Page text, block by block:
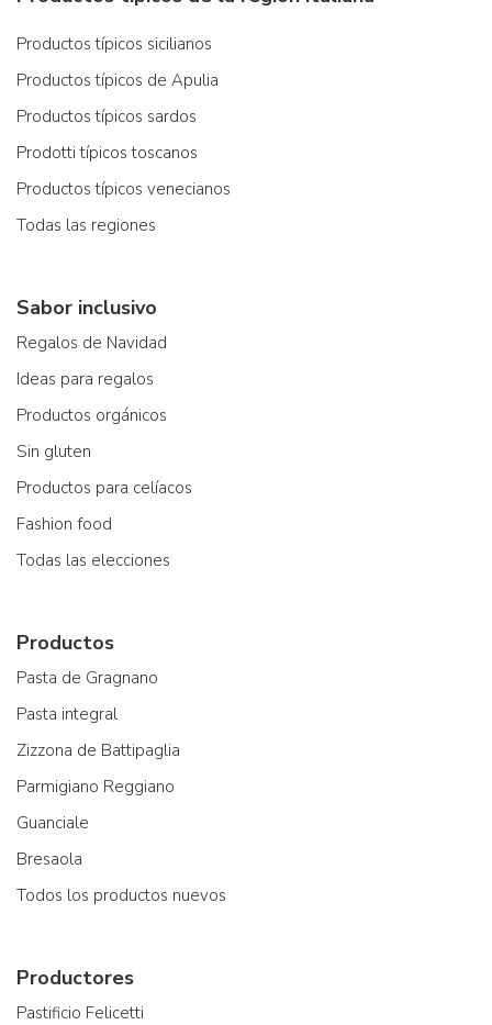
Productos típicos sicilianos
Productos típicos de Apulia
Productos típicos sardos
Prodotti típicos toscanos
Productos típicos venecianos
Todas las regiones
Sabor inclusivo
Regalos de Navidad
Ideas para regalos
Productos orgánicos
Sin gluten
Productos para celíacos
Fashion food
Todas las elecciones
Productos
Pasta de Gragnano
Pasta integral
Zizzona de Battipaglia
Parmigiano Reggiano
Guanciale
Bresaola
Todos los productos nuevos
Productores
Pastificio Felicetti